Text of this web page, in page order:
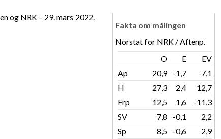
Fakta om målingen
Norstat for NRK / Aftenp.
O
E
EV
Ap
20,9 -1,7
-7,1
H
27,3 2,4
12,7
Frp
12,5 1,6
-11,3
SV
7,8 -0,1
2,2
Sp
8,5 -0,6
2,9
og NRK – 29. mars 2022.